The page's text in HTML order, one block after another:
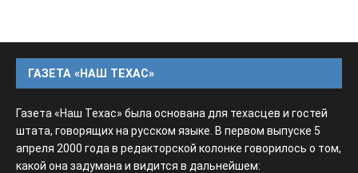
ГАЗЕТА «НАШ ТЕХАС»
Газета «Наш Техас» была основана для техасцев и гостей
штата, говорящих на русском языке. В первом выпуске 5
апреля 2000 года в редакторской колонке говорилось о том,
какой она задумана и видится в дальнейшем: